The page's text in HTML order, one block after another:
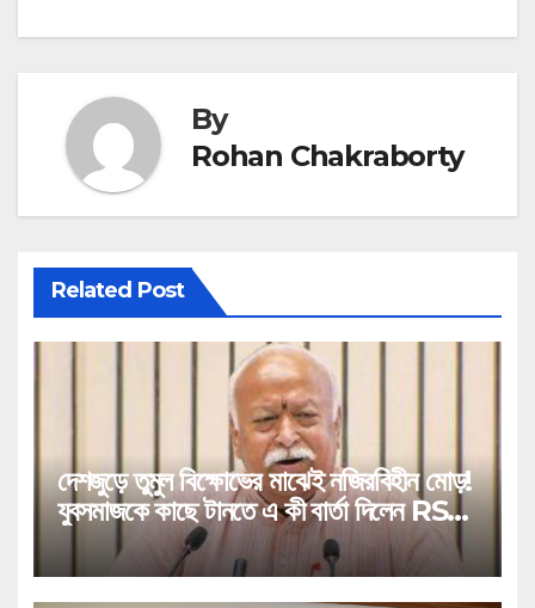
By
Rohan Chakraborty
Related Post
দেশজুড়ে তুমুল বিক্ষোভের মাঝেই নজিরবিহীন মোড়!
যুবসমাজকে কাছে টানতে এ কী বার্তা দিলেন RSS
প্রধান!